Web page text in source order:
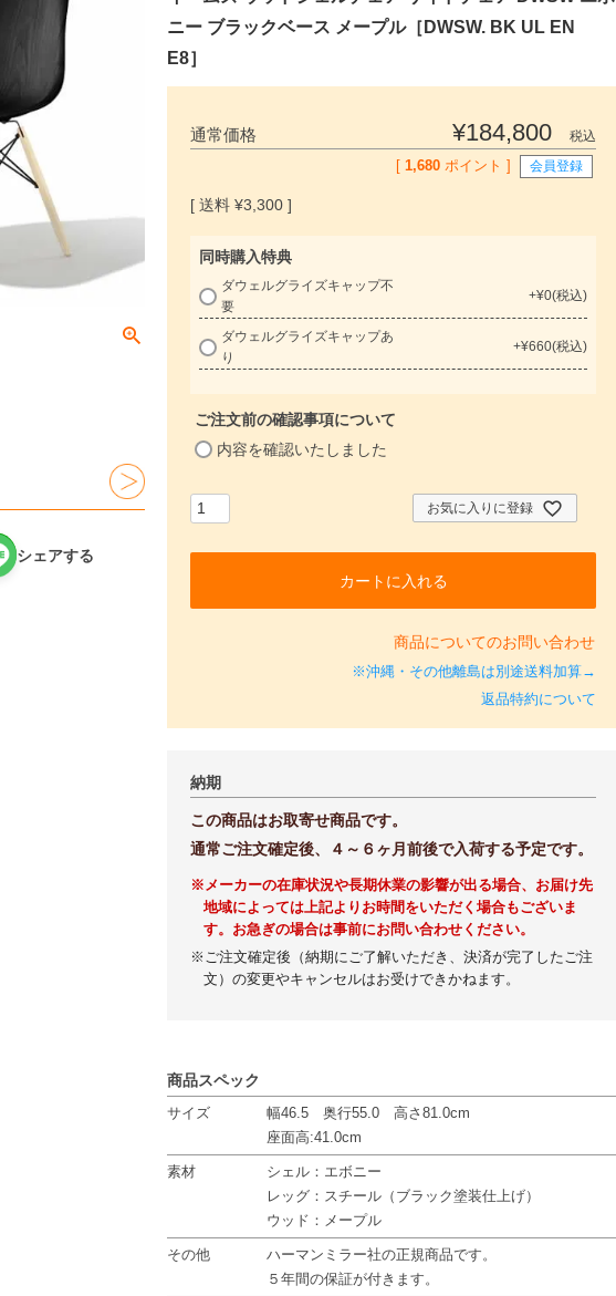
シェアする
ニー ブラックベース メープル［DWSW. BK UL EN
E8］
通常価格 ¥184,800
税込
[1,680 ポイント ] 会員登録
¥3,300
同時購入特典
必
ダウェルグライズキャップ不
要
+¥0 税込
ダウェルグライズキャップあ
り
+¥660 税込
ご注文前の確認事項について
内容を確認いたしました
お気に入りに登録
カートに入れる
商品についてのお問い合わせ
※沖縄・その他離島は別途送料加算→
返品特約について
納期
この商品はお取寄せ商品です。
通常ご注文確定後、４～６ヶ月前後で入荷する予定です。
※メーカーの在庫状況や長期休業の影響が出る場合、お届け先
地域によっては上記よりお時間をいただく場合もございま
す。お急ぎの場合は事前にお問い合わせください。
※ご注文確定後（納期にご了解いただき、決済が完了したご注
文）の変更やキャンセルはお受けできかねます。
商品スペック
サイズ
幅46.5 奥行55.0 高さ81.0cm
座面高:41.0cm
素材
シェル：エボニー
レッグ：スチール（ブラック塗装仕上げ）
ウッド：メープル
その他
ハーマンミラー社の正規商品です。
５年間の保証が付きます。